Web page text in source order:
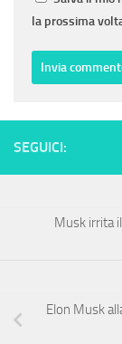
la prossima
SEGUICI:
Musk irrita
Elon Musk